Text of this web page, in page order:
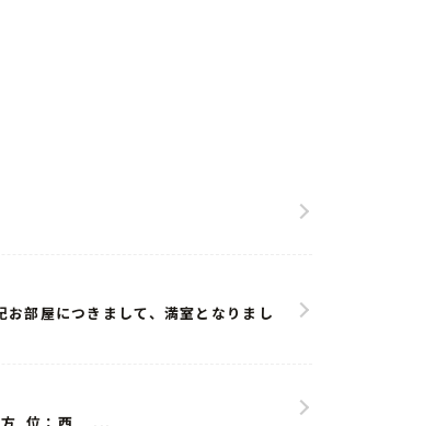
部屋につきまして、満室となりまし